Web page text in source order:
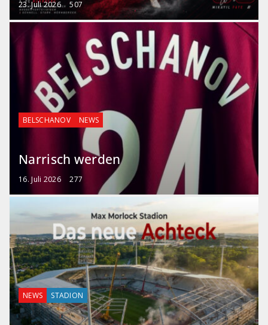
23. Juli 2026 507
BELSCHANOV NEWS
Narrisch werden
16. Juli 2026 277
NEWS STADION